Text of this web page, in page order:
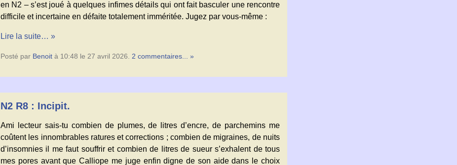
en N2 – s’est joué à quelques infimes détails qui ont fait basculer une rencontre
difficile et incertaine en défaite totalement imméritée. Jugez par vous-même :
Lire la suite… »
Posté par Benoit à 10:48 le 27 avril 2026. 2 commentaires... »
N2 R8 : Incipit.
Ami lecteur sais-tu combien de plumes, de litres d’encre, de parchemins me
coûtent les innombrables ratures et corrections ; combien de migraines, de nuits
d’insomnies il me faut souffrir et combien de litres de sueur s’exhalent de tous
mes pores avant que Calliope me juge enfin digne de son aide dans le choix